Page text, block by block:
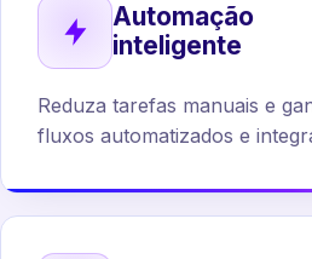
Automação
inteligente
Reduza tarefas manuais e
fluxos automatizados e